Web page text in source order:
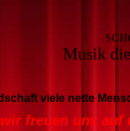
Musik
viele nette
freuen uns auf